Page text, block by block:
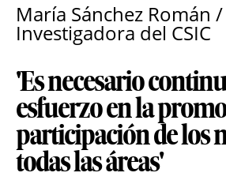
María Sánchez Román /
Investigadora del CSIC
'Es necesario
esfuerzo en la
participación de los
todas las áreas'